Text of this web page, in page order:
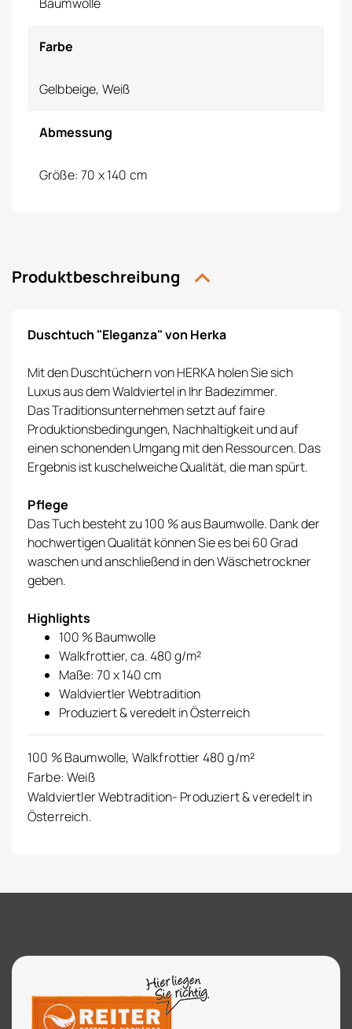
Farbe
Gelbbeige, Weiß
Abmessung
Größe: 70 x 140 cm
Produktbeschreibung
Duschtuch "Eleganza" von Herka
Mit den Duschtüchern von HERKA holen Sie sich
Luxus aus dem Waldviertel in Ihr Badezimmer.
Das Traditionsunternehmen setzt auf faire
Produktionsbedingungen, Nachhaltigkeit und auf
einen schonenden Umgang mit den Ressourcen. Das
Ergebnis ist kuschelweiche Qualität, die man spürt.
Pflege
Das Tuch besteht zu 100 % aus Baumwolle. Dank der
hochwertigen Qualität können Sie es bei 60 Grad
waschen und anschließend in den Wäschetrockner
geben.
Highlights
100 % Baumwolle
Walkfrottier, ca. 480 g/m²
Maße: 70 x 140 cm
Waldviertler Webtradition
Produziert & veredelt in Österreich
100 % Baumwolle, Walkfrottier 480 g/m²
Farbe: Weiß
Waldviertler Webtradition- Produziert & veredelt in
Österreich.